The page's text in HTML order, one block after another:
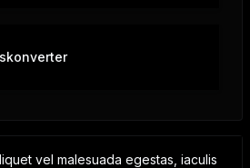
vel malesuada egestas, iaculis